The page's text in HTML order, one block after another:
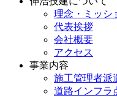
理念・ミッシ
代表挨拶
会社概要
アクセス
事業内容
施工管理者派
道路インフラ